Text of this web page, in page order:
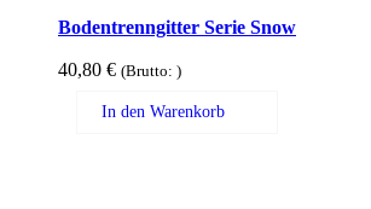
Bodentrenngitter Serie Snow
40,80 € (Brutto: )
In den Warenkorb